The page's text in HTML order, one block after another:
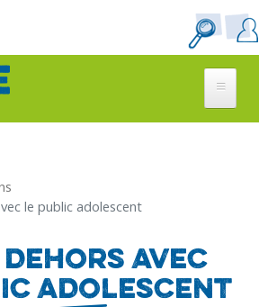
contenu
le public adolescent
avec
adolescent